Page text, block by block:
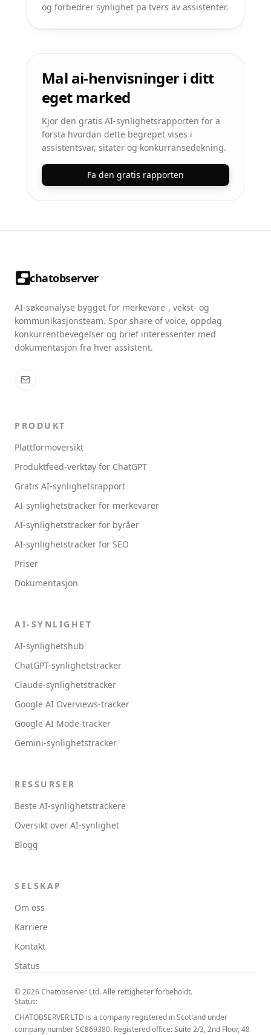
og forbedrer synlighet pa tvers av assistenter.
Mal ai-henvisninger i ditt
eget marked
Kjor den gratis AI-synlighetsrapporten for a
forsta hvordan dette begrepet vises i
assistentsvar, sitater og konkurransedekning.
Fa den gratis rapporten
chatobserver
AI-søkeanalyse bygget for merkevare-, vekst- og
kommunikasjonsteam. Spor share of voice, oppdag
konkurrentbevegelser og brief interessenter med
dokumentasjon fra hver assistent.
PRODUKT
Plattformoversikt
Produktfeed-verktøy for ChatGPT
Gratis AI-synlighetsrapport
AI-synlighetstracker for merkevarer
AI-synlighetstracker for byråer
AI-synlighetstracker for SEO
Priser
Dokumentasjon
AI-SYNLIGHET
AI-synlighetshub
ChatGPT-synlighetstracker
Claude-synlighetstracker
Google AI Overviews-tracker
Google AI Mode-tracker
Gemini-synlighetstracker
RESSURSER
Beste AI-synlighetstrackere
Oversikt over AI-synlighet
Blogg
SELSKAP
Om oss
Karriere
Kontakt
Status
© 2026 Chatobserver Ltd. Alle rettigheter forbeholdt.
Status:
CHATOBSERVER LTD is a company registered in Scotland under
company number SC869380. Registered office: Suite 2/3, 2nd Floor, 48